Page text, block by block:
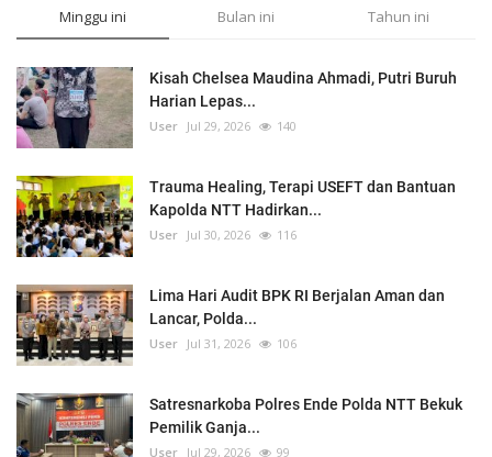
Minggu ini Bulan ini Tahun ini
Kisah Chelsea Maudina Ahmadi, Putri Buruh
Harian Lepas...
User Jul 29, 2026 140
Trauma Healing, Terapi USEFT dan Bantuan
Kapolda NTT Hadirkan...
User Jul 30, 2026 116
Lima Hari Audit BPK RI Berjalan Aman dan
Lancar, Polda...
User Jul 31, 2026 106
Satresnarkoba Polres Ende Polda NTT Bekuk
Pemilik Ganja...
User Jul 29, 2026 99